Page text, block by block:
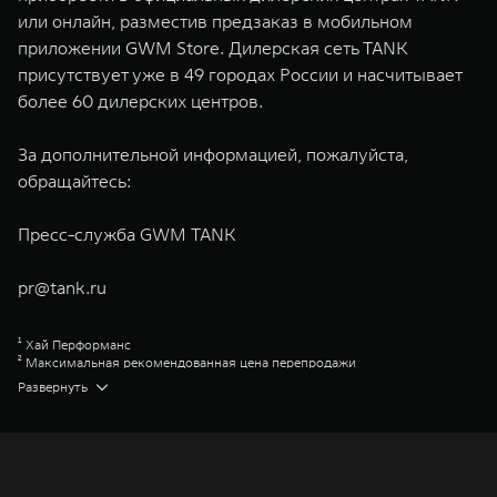
или онлайн, разместив предзаказ в мобильном
приложении GWM Store. Дилерская сеть TANK
присутствует уже в 49 городах России и насчитывает
более 60 дилерских центров.
За дополнительной информацией, пожалуйста,
обращайтесь:
Пресс-служба GWM TANK
pr@tank.ru
¹ Хай Перформанс
² Максимальная рекомендованная цена перепродажи
³ Торк-он-Диманд
⁴ ГВМ Коннекшн
Развернуть